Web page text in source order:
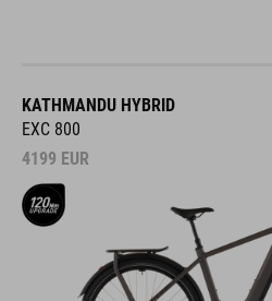
KATHMANDU HYBRID
EXC 800
4199 EUR